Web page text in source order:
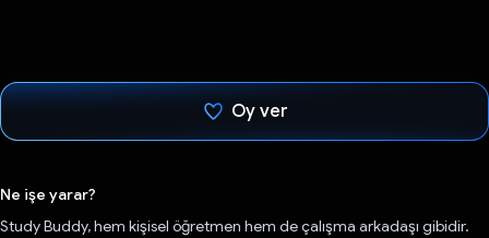
Oy ver
Ne işe yarar?
Study Buddy, hem kişisel öğretmen hem de çalışma arkadaşı gibidir.